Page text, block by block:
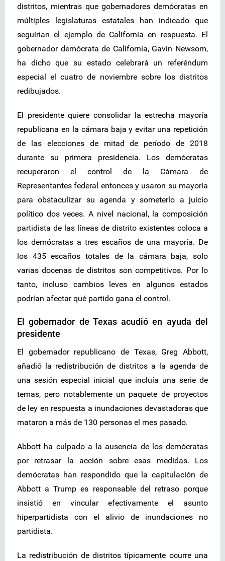
distritos, mientras que gobernadores demócratas en
múltiples legislaturas estatales han indicado que
seguirían el ejemplo de California en respuesta. El
gobernador demócrata de California, Gavin Newsom,
ha dicho que su estado celebrará un referéndum
especial el cuatro de noviembre sobre los distritos
redibujados.
El presidente quiere consolidar la estrecha mayoría
republicana en la cámara baja y evitar una repetición
de las elecciones de mitad de período de 2018
durante su primera presidencia. Los demócratas
recuperaron el control de la Cámara de
Representantes federal entonces y usaron su mayoría
para obstaculizar su agenda y someterlo a juicio
político dos veces. A nivel nacional, la composición
partidista de las líneas de distrito existentes coloca a
los demócratas a tres escaños de una mayoría. De
los 435 escaños totales de la cámara baja, solo
varias docenas de distritos son competitivos. Por lo
tanto, incluso cambios leves en algunos estados
podrían afectar qué partido gana el control.
El gobernador de Texas acudió en ayuda del
presidente
El gobernador republicano de Texas, Greg Abbott,
añadió la redistribución de distritos a la agenda de
una sesión especial inicial que incluía una serie de
temas, pero notablemente un paquete de proyectos
de ley en respuesta a inundaciones devastadoras que
mataron a más de 130 personas el mes pasado.
Abbott ha culpado a la ausencia de los demócratas
por retrasar la acción sobre esas medidas. Los
demócratas han respondido que la capitulación de
Abbott a Trump es responsable del retraso porque
insistió en vincular efectivamente el asunto
hiperpartidista con el alivio de inundaciones no
partidista.
La redistribución de distritos típicamente ocurre una